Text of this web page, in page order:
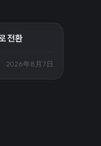
전환
2026年8月7日